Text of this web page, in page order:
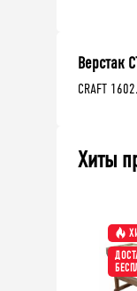
Верстак
CRAFT
Хиты